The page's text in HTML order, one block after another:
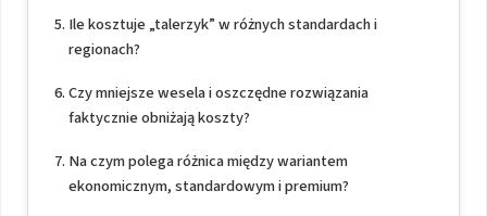
Ile kosztuje „talerzyk” w różnych standardach i
regionach?
Czy mniejsze wesela i oszczędne rozwiązania
faktycznie obniżają koszty?
Na czym polega różnica między wariantem
ekonomicznym, standardowym i premium?